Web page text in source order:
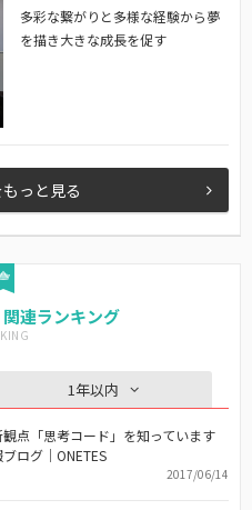
多彩な繋がりと多様な経験から夢
を描き大きな成長を促す
っと見る
関連ランキング
1年以内
点「思考コード」を知っています
ログ｜ONETES
2017/06/14